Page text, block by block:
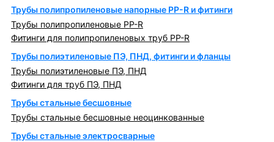
Трубы полипропиленовые напорные PP-R и фитинги
Трубы полипропиленовые PP-R
Фитинги для полипропиленовых труб PP-R
Трубы полиэтиленовые ПЭ, ПНД, фитинги и фланцы
Трубы полиэтиленовые ПЭ, ПНД
Фитинги для труб ПЭ, ПНД
Трубы стальные бесшовные
Трубы стальные бесшовные неоцинкованные
Трубы стальные электросварные